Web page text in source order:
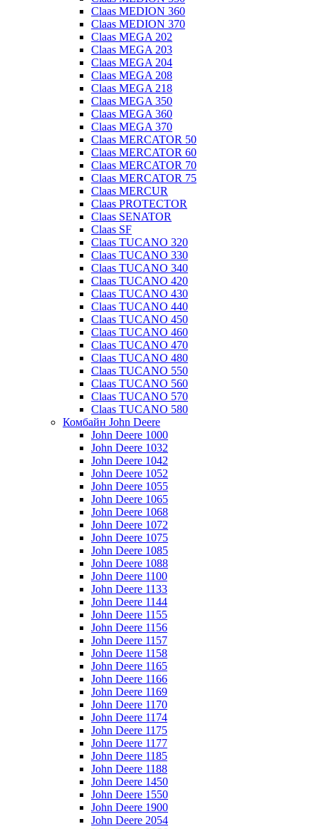
Claas MEDION 360
Claas MEDION 370
Claas MEGA 202
Claas MEGA 203
Claas MEGA 204
Claas MEGA 208
Claas MEGA 218
Claas MEGA 350
Claas MEGA 360
Claas MEGA 370
Claas MERCATOR 50
Claas MERCATOR 60
Claas MERCATOR 70
Claas MERCATOR 75
Claas MERCUR
Claas PROTECTOR
Claas SENATOR
Claas SF
Claas TUCANO 320
Claas TUCANO 330
Claas TUCANO 340
Claas TUCANO 420
Claas TUCANO 430
Claas TUCANO 440
Claas TUCANO 450
Claas TUCANO 460
Claas TUCANO 470
Claas TUCANO 480
Claas TUCANO 550
Claas TUCANO 560
Claas TUCANO 570
Claas TUCANO 580
Комбайн John Deere
John Deere 1000
John Deere 1032
John Deere 1042
John Deere 1052
John Deere 1055
John Deere 1065
John Deere 1068
John Deere 1072
John Deere 1075
John Deere 1085
John Deere 1088
John Deere 1100
John Deere 1133
John Deere 1144
John Deere 1155
John Deere 1156
John Deere 1157
John Deere 1158
John Deere 1165
John Deere 1166
John Deere 1169
John Deere 1170
John Deere 1174
John Deere 1175
John Deere 1177
John Deere 1185
John Deere 1188
John Deere 1450
John Deere 1550
John Deere 1900
John Deere 2054